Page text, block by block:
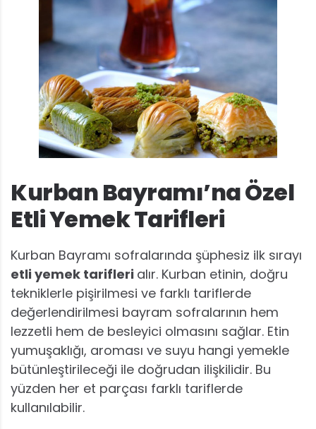
Kurban Bayramı’na Özel
Etli Yemek Tarifleri
Kurban Bayramı sofralarında şüphesiz ilk sırayı
etli yemek tarifleri alır. Kurban etinin, doğru
tekniklerle pişirilmesi ve farklı tariflerde
değerlendirilmesi bayram sofralarının hem
lezzetli hem de besleyici olmasını sağlar. Etin
yumuşaklığı, aroması ve suyu hangi yemekle
bütünleştirileceği ile doğrudan ilişkilidir. Bu
yüzden her et parçası farklı tariflerde
kullanılabilir.